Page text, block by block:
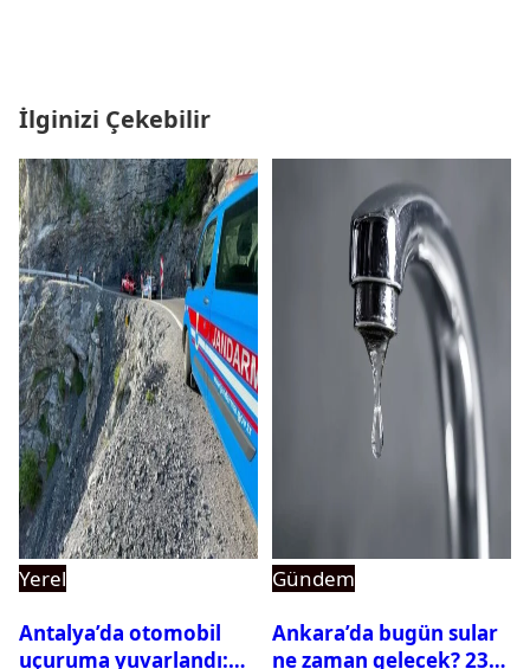
İlginizi Çekebilir
Yerel
Antalya’da otomobil
uçuruma yuvarlandı:
Gündem
Ankara’da bugün sular
ne zaman gelecek? 23